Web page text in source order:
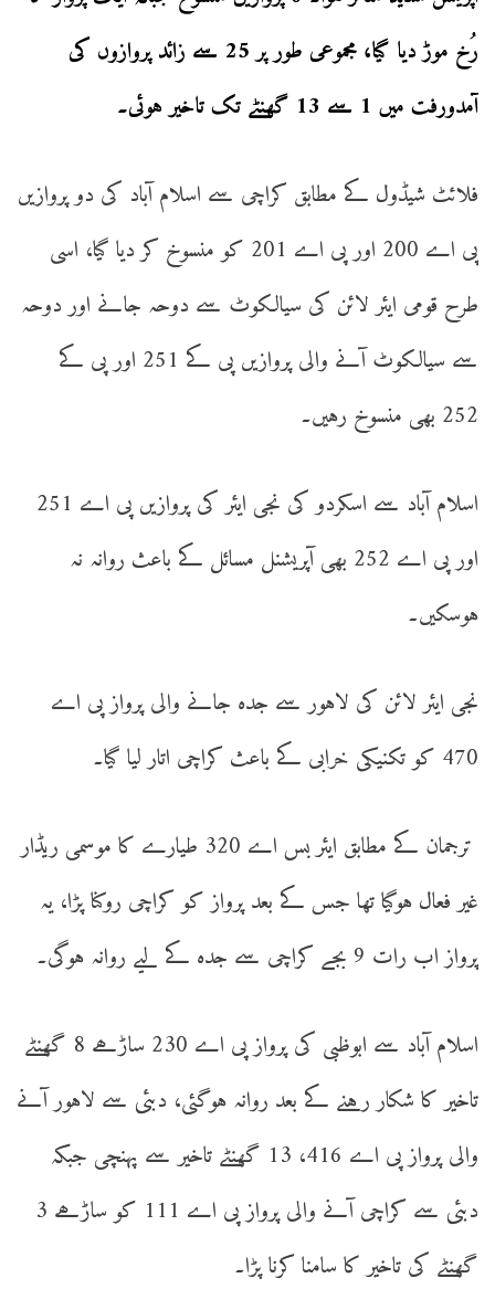
رُخ موڑ دیا گیا، مجموعی طور پر 25 سے زائد پروازوں کی
آمدورفت میں 1 سے 13 گھنٹے تک تاخیر ہوئی۔
فلائٹ شیڈول کے مطابق کراچی سے اسلام آباد کی دو پروازیں
پی اے 200 اور پی اے 201 کو منسوخ کر دیا گیا، اسی
طرح قومی ایئر لائن کی سیالکوٹ سے دوحہ جانے اور دوحہ
سے سیالکوٹ آنے والی پروازیں پی کے 251 اور پی کے
252 بھی منسوخ رہیں۔
اسلام آباد سے اسکردو کی نجی ایئر کی پروازیں پی اے 251
اور پی اے 252 بھی آپریشنل مسائل کے باعث روانہ نہ
ہوسکیں۔
نجی ایئر لائن کی لاہور سے جدہ جانے والی پرواز پی اے
470 کو تکنیکی خرابی کے باعث کراچی اتار لیا گیا۔
ترجمان کے مطابق ایئر بس اے 320 طیارے کا موسمی ریڈار
غیر فعال ہوگیا تھا جس کے بعد پرواز کو کراچی روکنا پڑا، یہ
پرواز اب رات 9 بجے کراچی سے جدہ کے لیے روانہ ہوگی۔
اسلام آباد سے ابوظبی کی پرواز پی اے 230 ساڑھے 8 گھنٹے
تاخیر کا شکار رہنے کے بعد روانہ ہوگئی، دبئی سے لاہور آنے
والی پرواز پی اے 416، 13 گھنٹے تاخیر سے پہنچی جبکہ
دبئی سے کراچی آنے والی پرواز پی اے 111 کو ساڑھے 3
گھنٹے کی تاخیر کا سامنا کرنا پڑا۔